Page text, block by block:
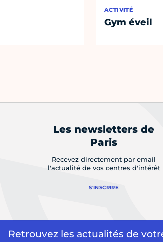
ACTIVITÉ
Gym éveil
Les newsletters de
Paris
Recevez directement par email
l'actualité de vos centres d'intérêt
S'INSCRIRE
Retrouvez les actualités de